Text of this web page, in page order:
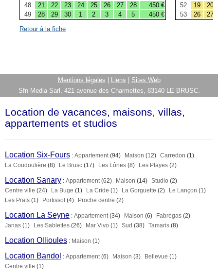
48
21 22 23 24 25 26 27 28
450 €
49
28 29 30 1 2 3 4 5 450 €
52
19
20
53
26
27
Retour à la fiche
Mentions légales Liens
Sites Web
Sfn Media Sarl, 421 avenue des Charmettes, 83140 LE BRUSC.
Location de vacances, maisons, villas,
appartements et studios
Location Six-Fours : Appartement(94) Maison (12) Carredon (1)
La Coudoulière (8) Le Brusc (17) Les Lônes (8) Les Playes (2)
Location Sanary : Appartement(62) Maison (14) Studio (2)
Centre ville (24) La Buge (1) La Cride (1) La Gorguette (2) Le Lançon (1)
Les Prats (1) Portissol (4) Proche centre (2)
Location La Seyne : Appartement(34) Maison (6) Fabrégas (2)
Janas (1) Les Sablettes (26) Mar Vivo (1) Sud (38) Tamaris (8)
Location Ollioules : Maison (1)
Location Bandol : Appartement(6) Maison (3) Bellevue (1)
Centre ville (1)